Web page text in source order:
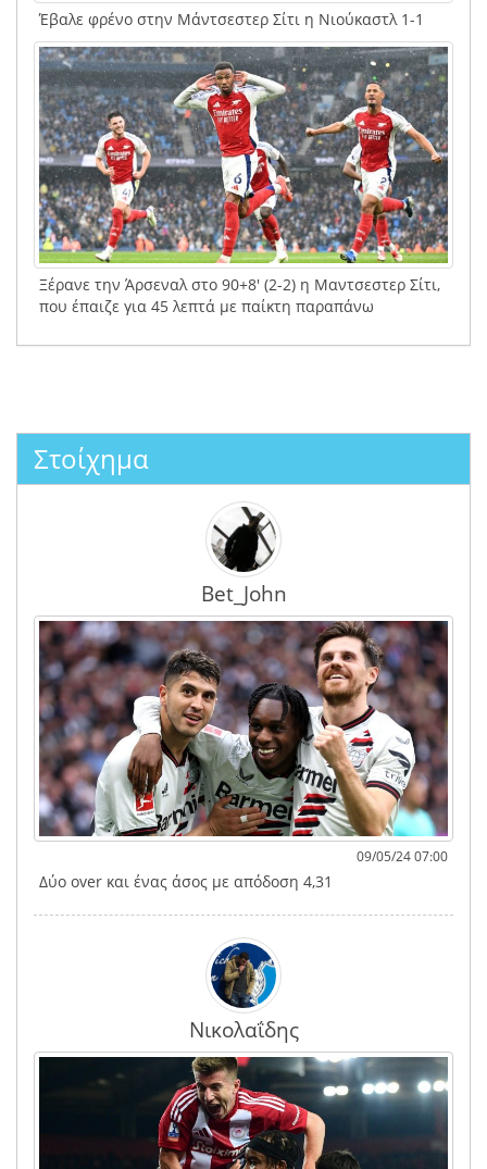
Έβαλε φρένο στην Μάντσεστερ Σίτι η Νιούκαστλ 1-1
Ξέρανε την Άρσεναλ στο 90+8′ (2-2) η Μαντσεστερ Σίτι,
που έπαιζε για 45 λεπτά με παίκτη παραπάνω
Στοίχημα
Bet_John
09/05/24 07:00
Δύο over και ένας άσος με απόδοση 4,31
Νικολαΐδης